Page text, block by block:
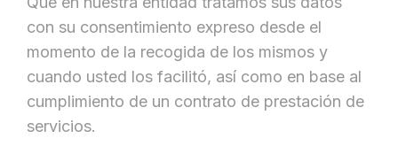
con su consentimiento expreso desde el
momento de la recogida de los mismos y
cuando usted los facilitó, así como en base al
cumplimiento de un contrato de prestación de
servicios.